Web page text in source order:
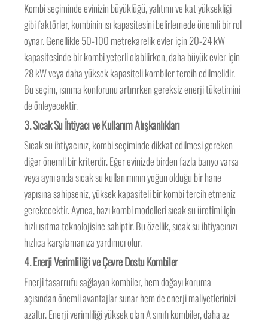
Kombi seçiminde evinizin büyüklüğü, yalıtımı ve kat yüksekliği
gibi faktörler, kombinin ısı kapasitesini belirlemede önemli bir rol
oynar. Genellikle 50-100 metrekarelik evler için 20-24 kW
kapasitesinde bir kombi yeterli olabilirken, daha büyük evler için
28 kW veya daha yüksek kapasiteli kombiler tercih edilmelidir.
Bu seçim, ısınma konforunu artırırken gereksiz enerji tüketimini
de önleyecektir.
3.Sıcak Su İhtiyacı ve Kullanım Alışkanlıkları
Sıcak su ihtiyacınız, kombi seçiminde dikkat edilmesi gereken
diğer önemli bir kriterdir. Eğer evinizde birden fazla banyo varsa
veya aynı anda sıcak su kullanımının yoğun olduğu bir hane
yapısına sahipseniz, yüksek kapasiteli bir kombi tercih etmeniz
gerekecektir. Ayrıca, bazı kombi modelleri sıcak su üretimi için
hızlı ısıtma teknolojisine sahiptir. Bu özellik, sıcak su ihtiyacınızı
hızlıca karşılamanıza yardımcı olur.
4.Enerji Verimliliği ve Çevre Dostu Kombiler
Enerji tasarrufu sağlayan kombiler, hem doğayı koruma
açısından önemli avantajlar sunar hem de enerji maliyetlerinizi
azaltır. Enerji verimliliği yüksek olan A sınıfı kombiler, daha az